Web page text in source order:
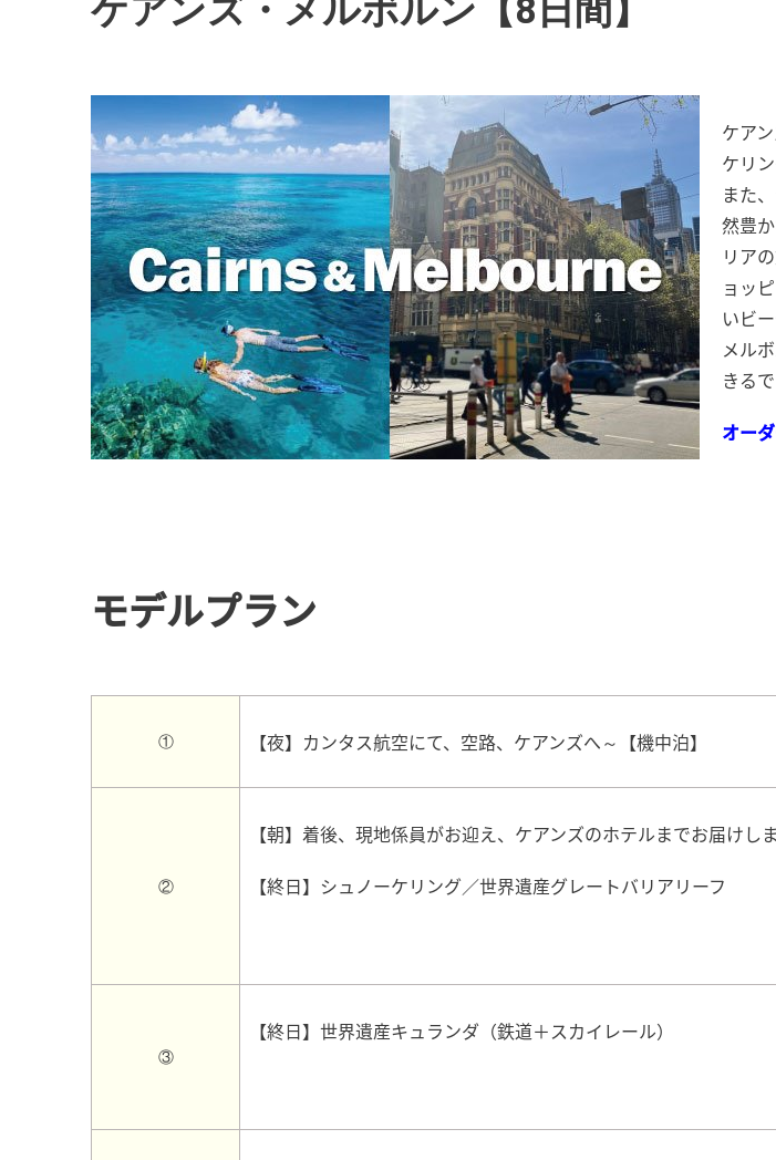
ケアンズ・メルボルン【8日間】
ケア
ケリ
また
然豊
リア
ョッ
いビ
メル
きる
オー
モデルプラン
① 【夜】カンタス航空にて、空路、ケアンズへ～【機中泊】
②
【朝】着後、現地係員がお迎え、ケアンズのホテルまでお届けしま
【終日】シュノーケリング／世界遺産グレートバリアリーフ
③
【終日】世界遺産キュランダ（鉄道＋スカイレール）